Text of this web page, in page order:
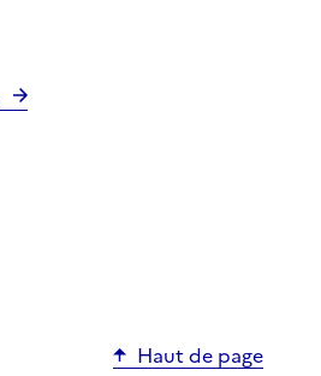
Haut de page